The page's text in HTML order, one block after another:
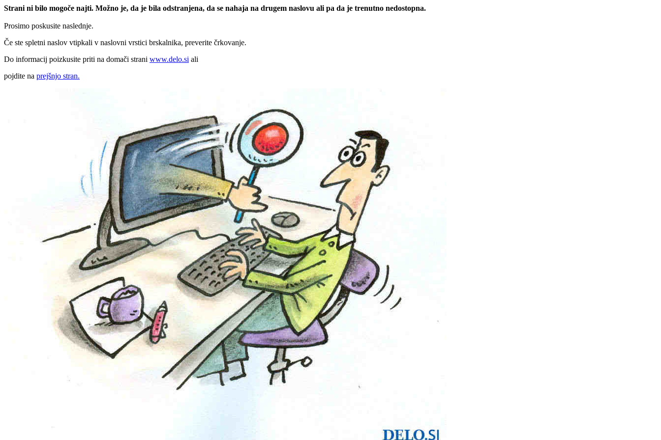
Strani ni bilo mogoče najti. Možno je, da je bila odstranjena, da se nahaja na drugem naslovu ali pa da je trenutno nedostopna.
Prosimo poskusite naslednje.
Če ste spletni naslov vtipkali v naslovni vrstici brskalnika, preverite črkovanje.
Do informacij poizkusite priti na domači strani www.delo.si ali
pojdite na prejšnjo stran.